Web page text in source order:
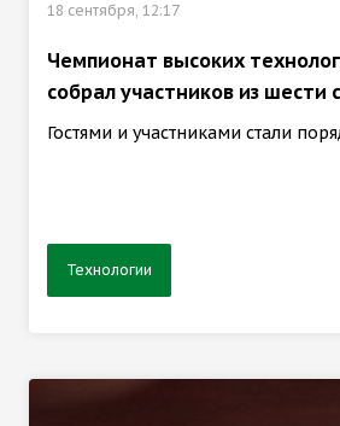
18 сентября, 12:17
Чемпионат высоких
собрал участников из шести
Гостями и участниками стали
Технологии